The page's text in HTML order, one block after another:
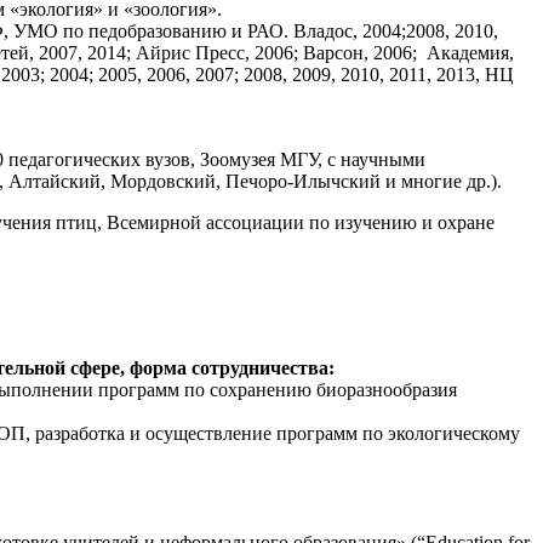
и «зоология».
УМО по педобразованию и РАО. Владос, 2004;2008, 2010,
2007, 2014; Айрис Пресс, 2006; Варсон, 2006; Академия,
2004; 2005, 2006, 2007; 2008, 2009, 2010, 2011, 2013, НЦ
вузов, Зоомузея МГУ, с научными
Алтайский, Мордовский, Печоро-Илычский и многие др.).
птиц, Всемирной ассоциации по изучению и охране
сфере, форма сотрудничества:
программ по сохранению биоразнообразия
и осуществление программ по экологическому